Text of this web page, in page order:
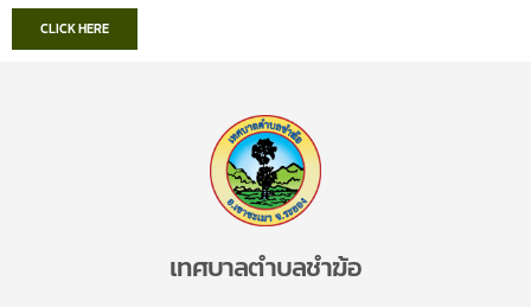
CLICK HERE
เทศบาลตำบลชำฆ้อ